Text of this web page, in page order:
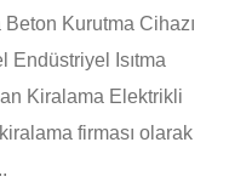
Beton Kurutma Cihazı
Endüstriyel Isıtma
Kiralama Elektrikli
kiralama firması olarak